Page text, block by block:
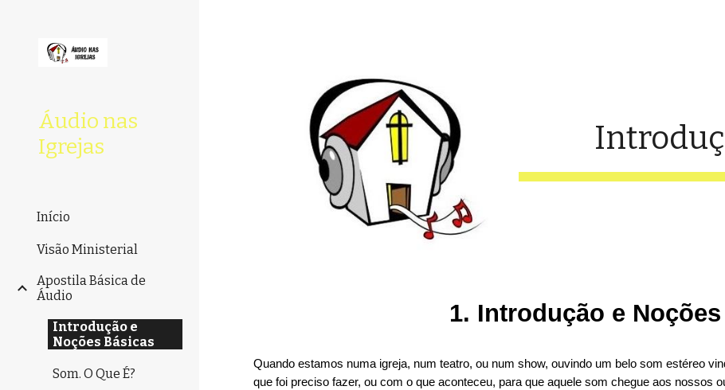
Áudio nas
Igrejas
Início
Visão Ministerial
Apostila Básica de
Áudio
Introdução e
Noções Básicas
Som. O Que É?
1. Introdução e
Quando estamos numa igreja, num teatro, ou num show, ouvindo um belo som estéreo
que foi preciso fazer, ou com o que aconteceu, para que aquele som chegue aos nossos